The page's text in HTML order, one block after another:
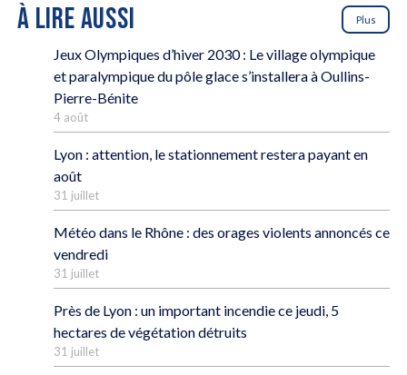
À LIRE AUSSI Plus
Jeux Olympiques d’hiver 2030 : Le village olympique
et paralympique du pôle glace s’installera à Oullins-
Pierre-Bénite
4 août
Lyon : attention, le stationnement restera payant en
août
31 juillet
Météo dans le Rhône : des orages violents annoncés ce
vendredi
31 juillet
Près de Lyon : un important incendie ce jeudi, 5
hectares de végétation détruits
31 juillet